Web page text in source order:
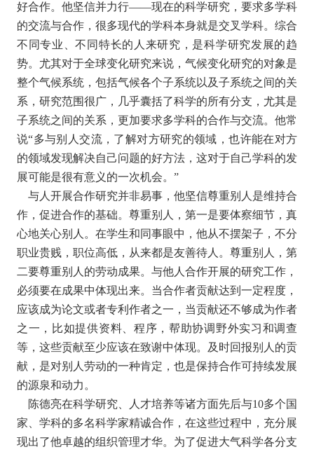
好合作。他坚信并力行——现在的科学研究，要求多学科
的交流与合作，很多现代的学科本身就是交叉学科。综合
不同专业、不同特长的人来研究，是科学研究发展的趋
势。尤其对于全球变化研究来说，气候变化研究的对象是
整个气候系统，包括气候各个子系统以及子系统之间的关
系，研究范围很广，几乎囊括了科学的所有分支，尤其是
子系统之间的关系，更加要求多学科的合作与交流。他常
说“多与别人交流，了解对方研究的领域，也许能在对方
的领域发现解决自己问题的好方法，这对于自己学科的发
展可能是很有意义的一次机会。”
与人开展合作研究并非易事，他坚信尊重别人是维持合
作，促进合作的基础。尊重别人，第一是要体察细节，真
心地关心别人。在学生和同事眼中，他从不摆架子，不分
职业贵贱，职位高低，从来都是友善待人。尊重别人，第
二要尊重别人的劳动成果。与他人合作开展的研究工作，
必须要在成果中体现出来。当合作者贡献达到一定程度，
应该成为论文或者专利作者之一，当贡献还不够成为作者
之一，比如提供资料、程序，帮助协调野外实习和调查
等，这些贡献至少应该在致谢中体现。及时回报别人的贡
献，是对别人劳动的一种肯定，也是保持合作可持续发展
的源泉和动力。
陈德亮在科学研究、人才培养等诸方面先后与10多个国
家、学科的多名科学家精诚合作，在这些过程中，充分展
现出了他卓越的组织管理才华。为了促进大气科学各分支